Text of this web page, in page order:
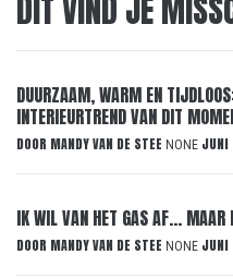
DIT VIND JE
DUURZAAM, WARM EN
INTERIEURTREND VAN DIT
DOOR MANDY VAN DE STEE NONE
IK WIL VAN HET GAS AF… MAAR
DOOR MANDY VAN DE STEE NONE